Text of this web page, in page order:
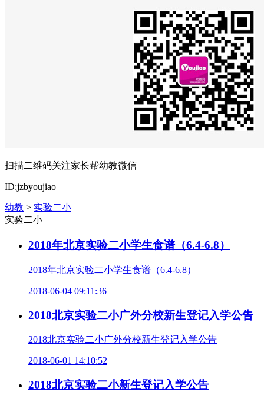
扫描二维码关注家长帮幼教微信
ID:jzbyoujiao
幼教 > 实验二小
实验二小
2018年北京实验二小学生食谱（6.4-6.8）
2018年北京实验二小学生食谱（6.4-6.8）
2018-06-04 09:11:36
2018北京实验二小广外分校新生登记入学公告
2018北京实验二小广外分校新生登记入学公告
2018-06-01 14:10:52
2018北京实验二小新生登记入学公告